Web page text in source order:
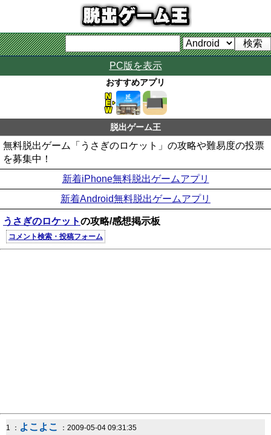
PC版を表示
おすすめアプリ
脱出ゲーム王
無料脱出ゲーム「うさぎのロケット」の攻略や難易度の投票
を募集中！
新着iPhone無料脱出ゲームアプリ
新着Android無料脱出ゲームアプリ
うさぎのロケットの攻略/感想掲示板
コメント検索・投稿フォーム
1 ： よこよこ ：2009-05-04 09:31:35